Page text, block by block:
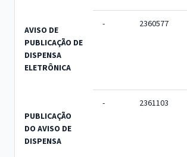
AVISO DE
PUBLICAÇÃO DE
DISPENSA
ELETRÔNICA
- 2360577
PUBLICAÇÃO
DO AVISO DE
DISPENSA
- 2361103